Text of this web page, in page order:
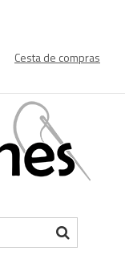
Cesta de compras